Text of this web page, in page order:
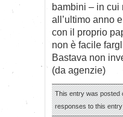
bambini – in cui
all’ultimo anno
con il proprio
non è facile
Bastava non
(da agenzie)
This entry was posted
responses to this